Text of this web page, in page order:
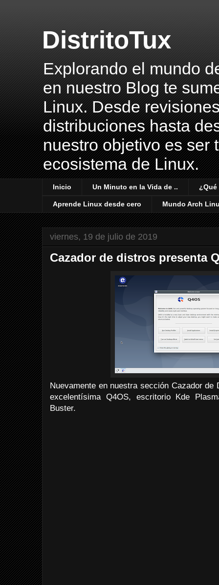
DistritoTux
Explorando el mundo
en nuestro Blog te
Linux. Desde
distribuciones hasta
nuestro objetivo es ser
ecosistema de Linux.
Inicio Un Minuto en la Vida de .. ¿Qué
Aprende Linux desde cero Mundo Arch
viernes, 19 de julio de 2019
Cazador de distros presenta
Nuevamente en nuestra sección Cazador
excelentísima Q4OS, escritorio Kde
Buster.